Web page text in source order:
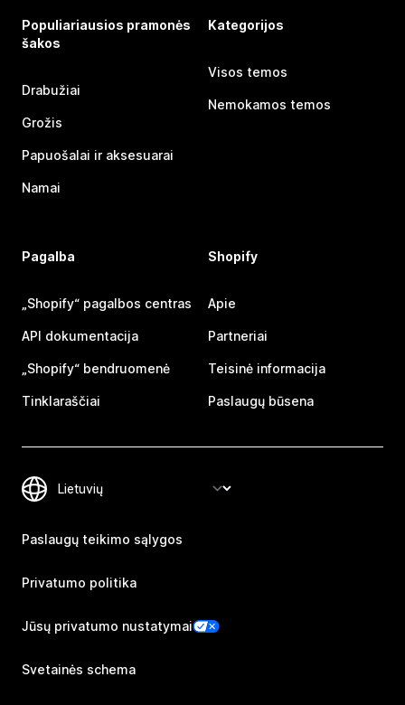
Populiariausios pramonės
šakos
Drabužiai
Grožis
Papuošalai ir aksesuarai
Namai
Kategorijos
Visos temos
Nemokamos temos
Pagalba
„Shopify“ pagalbos centras
API dokumentacija
„Shopify“ bendruomenė
Tinklaraščiai
Shopify
Apie
Partneriai
Teisinė informacija
Paslaugų būsena
Paslaugų teikimo sąlygos
Privatumo politika
Jūsų privatumo nustatymai
Svetainės schema